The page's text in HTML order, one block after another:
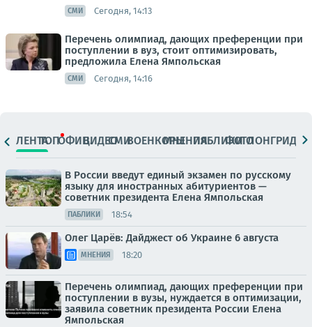
СМИ Сегодня, 14:13
Перечень олимпиад, дающих преференции при
поступлении в вуз, стоит оптимизировать,
предложила Елена Ямпольская
СМИ Сегодня, 14:16
ЛЕНТАТОПОФИЦ.ВИДЕОСМИВОЕНКОРЫМНЕНИЯПАБЛИКИ
ФОТОЛОНГРИДЫ
В России введут единый экзамен по русскому
языку для иностранных абитуриентов —
советник президента Елена Ямпольская
ПАБЛИКИ 18:54
Олег Царёв: Дайджест об Украине 6 августа
МНЕНИЯ 18:20
Перечень олимпиад, дающих преференции при
поступлении в вузы, нуждается в оптимизации,
заявила советник президента России Елена
Ямпольская